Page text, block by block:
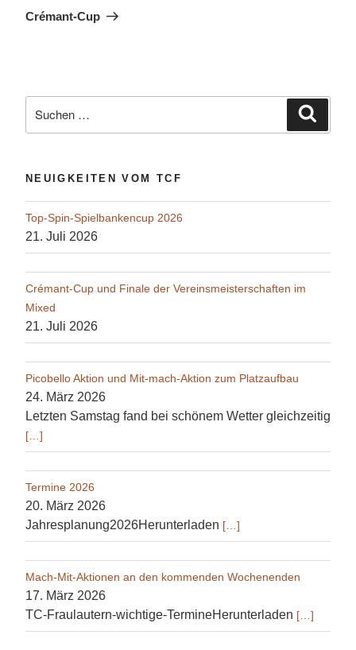
Crémant-Cup
nach:
NEUIGKEITEN VOM TCF
Top-Spin-Spielbankencup 2026
21. Juli 2026
Crémant-Cup und Finale der Vereinsmeisterschaften im
Mixed
21. Juli 2026
Picobello Aktion und Mit-mach-Aktion zum Platzaufbau
24. März 2026
Letzten Samstag fand bei schönem Wetter gleichzeitig
[…]
Termine 2026
20. März 2026
Jahresplanung2026Herunterladen […]
Mach-Mit-Aktionen an den kommenden Wochenenden
17. März 2026
TC-Fraulautern-wichtige-TermineHerunterladen […]